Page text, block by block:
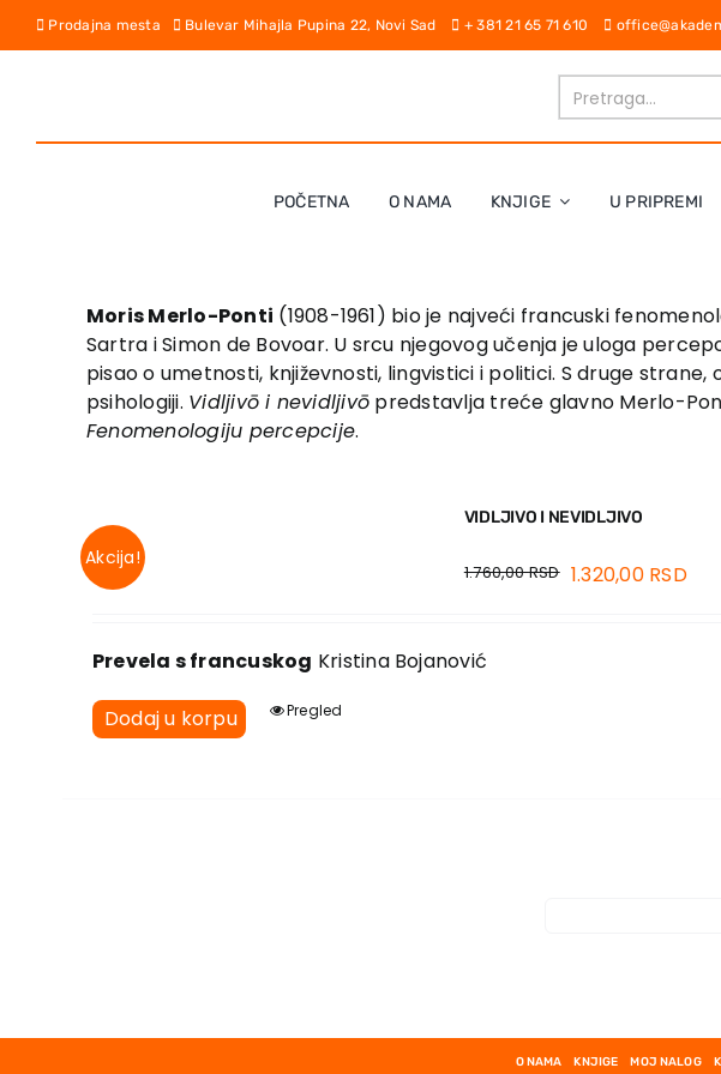
Skip
Prodajna mesta Bulevar Mihajla Pupina 22, Novi Sad + 381 21 65 71 610
POČETNA O NAMA KNJIGE U PRIPREMI
Moris Merlo-Ponti (1908-1961) bio je najveći francuski
Sartra i Simon de Bovoar. U srcu njegovog učenja je uloga
pisao o umetnosti, književnosti, lingvistici i politici. S druge
psihologiji. Vidljivō i nevidljivō predstavlja treće glavno Merlo-
Fenomenologiju percepcije.
Akcija!
VIDLJIVO I NEVIDLJIVO
1.760,00RSD 1.320,00 RSD
Prevela s francuskog Kristina Bojanović
Dodaj u korpu Pregled
O NAMA KNJIGE MOJ NALOG